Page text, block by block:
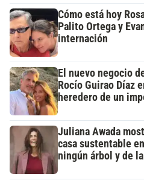
Cómo está hoy
Palito Ortega y
internación
El nuevo negocio
Rocío Guirao Díaz
heredero de un
Juliana Awada
casa sustentable
ningún árbol y de